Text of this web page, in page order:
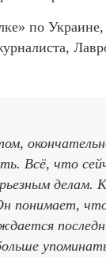
по
Всё, что
делам.
понимает,
упоминать